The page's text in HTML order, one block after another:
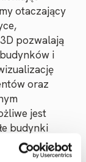
otaczający
pozwalają
i
oraz
jest
budynki
ma kluczowe